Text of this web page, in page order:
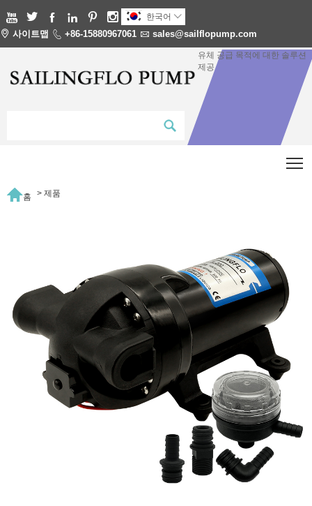
      한국어 
 사이트맵  +86-15880967061  sales@sailflopump.com
유체 공급 목적에 대한 솔루션
제공
홈 >제품